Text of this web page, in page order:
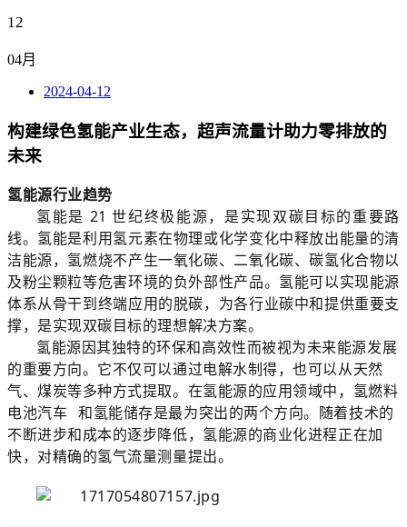
12
04月
2024-04-12
构建绿色氢能产业生态，超声流量计助力零排放的
未来
氢能源行业趋势
氢能是 21 世纪终极能源，是实现双碳目标的重要路
线。氢能是利用氢元素在物理或化学变化中释放出能量的清
洁能源，氢燃烧不产生一氧化碳、二氧化碳、碳氢化合物以
及粉尘颗粒等危害环境的负外部性产品。氢能可以实现能源
体系从骨干到终端应用的脱碳，为各行业碳中和提供重要支
撑，是实现双碳目标的理想解决方案。
氢能源因其独特的环保和高效性而被视为未来能源发展
的重要方向。它不仅可以通过电解水制得，也可以从天然
气、煤炭等多种方式提取。在氢能源的应用领域中， 氢燃料
电池汽车 和氢能储存是最为突出的两个方向。随着技术的
不断进步和成本的逐步降低，氢能源的商业化进程正在加
快，对精确的氢气流量测量提出。